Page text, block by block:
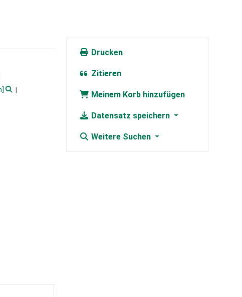
Drucken
Zitieren
Meinem Korb hinzufügen
Datensatz speichern
Weitere Suchen